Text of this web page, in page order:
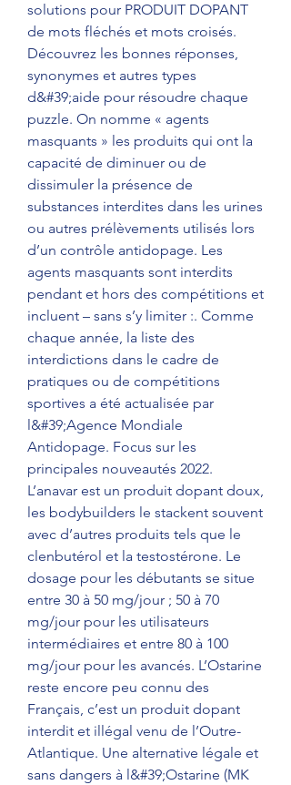
solutions pour PRODUIT DOPANT
de mots fléchés et mots croisés.
Découvrez les bonnes réponses,
synonymes et autres types
d&#39;aide pour résoudre chaque
puzzle. On nomme « agents
masquants » les produits qui ont la
capacité de diminuer ou de
dissimuler la présence de
substances interdites dans les urines
ou autres prélèvements utilisés lors
d’un contrôle antidopage. Les
agents masquants sont interdits
pendant et hors des compétitions et
incluent – sans s’y limiter :. Comme
chaque année, la liste des
interdictions dans le cadre de
pratiques ou de compétitions
sportives a été actualisée par
l&#39;Agence Mondiale
Antidopage. Focus sur les
principales nouveautés 2022.
L’anavar est un produit dopant doux,
les bodybuilders le stackent souvent
avec d’autres produits tels que le
clenbutérol et la testostérone. Le
dosage pour les débutants se situe
entre 30 à 50 mg/jour ; 50 à 70
mg/jour pour les utilisateurs
intermédiaires et entre 80 à 100
mg/jour pour les avancés. L’Ostarine
reste encore peu connu des
Français, c’est un produit dopant
interdit et illégal venu de l’Outre-
Atlantique. Une alternative légale et
sans dangers à l&#39;Ostarine (MK